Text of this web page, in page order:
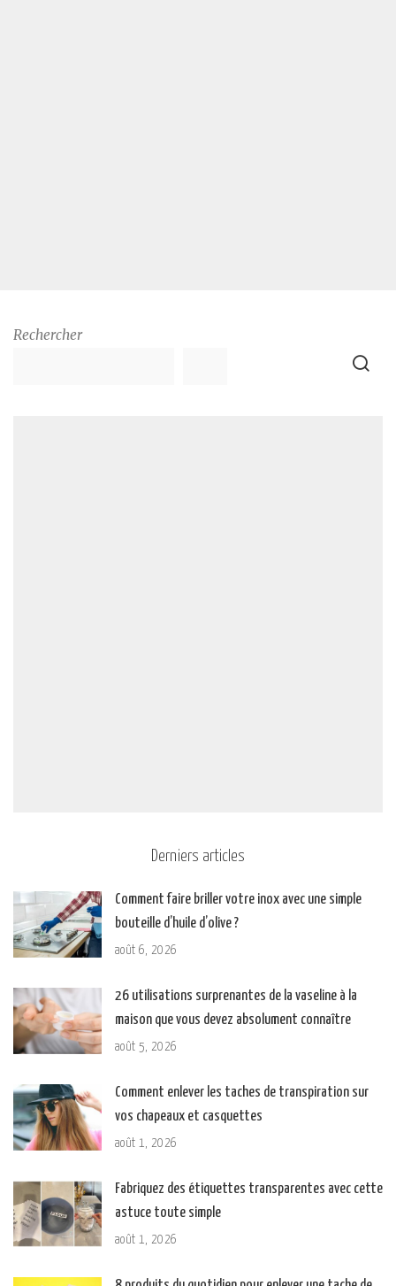
Rechercher
Derniers articles
Comment faire briller votre inox avec une simple
bouteille d’huile d’olive ?
août 6, 2026
26 utilisations surprenantes de la vaseline à la
maison que vous devez absolument connaître
août 5, 2026
Comment enlever les taches de transpiration sur
vos chapeaux et casquettes
août 1, 2026
Fabriquez des étiquettes transparentes avec cette
astuce toute simple
août 1, 2026